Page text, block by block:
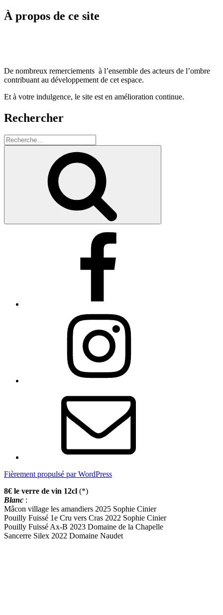
À propos de ce site
De nombreux remerciements à l’ensemble des acteurs de l’ombre
contribuant au développement de cet espace.
Et à votre indulgence, le site est en amélioration continue.
Rechercher
Recherche
pour
Fièrement propulsé par WordPress
8€ le verre de vin 12cl (*)
Blanc :
Mâcon village les amandiers 2025 Sophie Cinier
Pouilly Fuissé 1e Cru vers Cras 2022 Sophie Cinier
Pouilly Fuissé Ax-B 2023 Domaine de la Chapelle
Sancerre Silex 2022 Domaine Naudet